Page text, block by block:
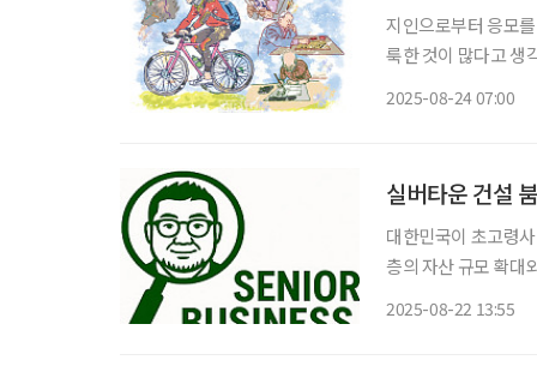
지인으로부터 응모
룩한 것이 많다고 생
2025-08-24 07:00
실버타운 건설
대한민국이 초고령
층의 자산 규모 확대
2025-08-22 13:55